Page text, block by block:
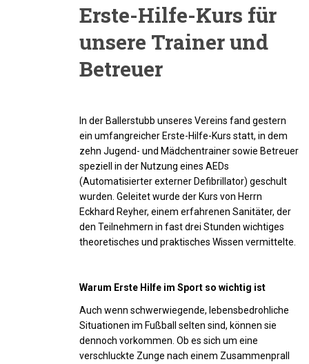
Erste-Hilfe-Kurs für
unsere Trainer und
Betreuer
In der Ballerstubb unseres Vereins fand gestern
ein umfangreicher Erste-Hilfe-Kurs statt, in dem
zehn Jugend- und Mädchentrainer sowie Betreuer
speziell in der Nutzung eines AEDs
(Automatisierter externer Defibrillator) geschult
wurden. Geleitet wurde der Kurs von Herrn
Eckhard Reyher, einem erfahrenen Sanitäter, der
den Teilnehmern in fast drei Stunden wichtiges
theoretisches und praktisches Wissen vermittelte.
Warum Erste Hilfe im Sport so wichtig ist
Auch wenn schwerwiegende, lebensbedrohliche
Situationen im Fußball selten sind, können sie
dennoch vorkommen. Ob es sich um eine
verschluckte Zunge nach einem Zusammenprall